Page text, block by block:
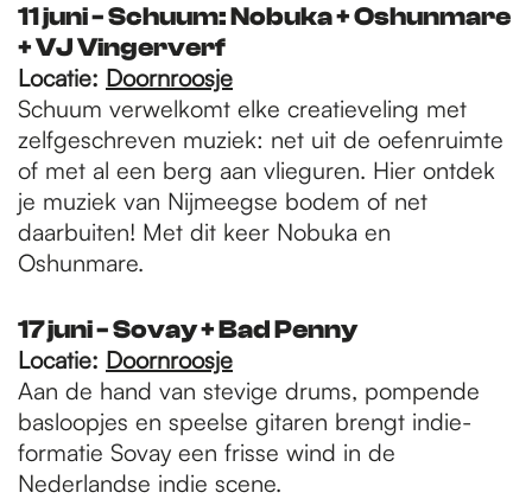
11 juni - Schuum: Nobuka + Oshunmare
+ VJ Vingerverf
Locatie: Doornroosje
Schuum verwelkomt elke creatieveling met
zelfgeschreven muziek: net uit de oefenruimte
of met al een berg aan vlieguren. Hier ontdek
je muziek van Nijmeegse bodem of net
daarbuiten! Met dit keer Nobuka en
Oshunmare.
17 juni - Sovay + Bad Penny
Locatie: Doornroosje
Aan de hand van stevige drums, pompende
basloopjes en speelse gitaren brengt indie-
formatie Sovay een frisse wind in de
Nederlandse indie scene.